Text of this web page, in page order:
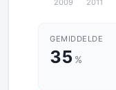
GEMIDDELDE
35 %